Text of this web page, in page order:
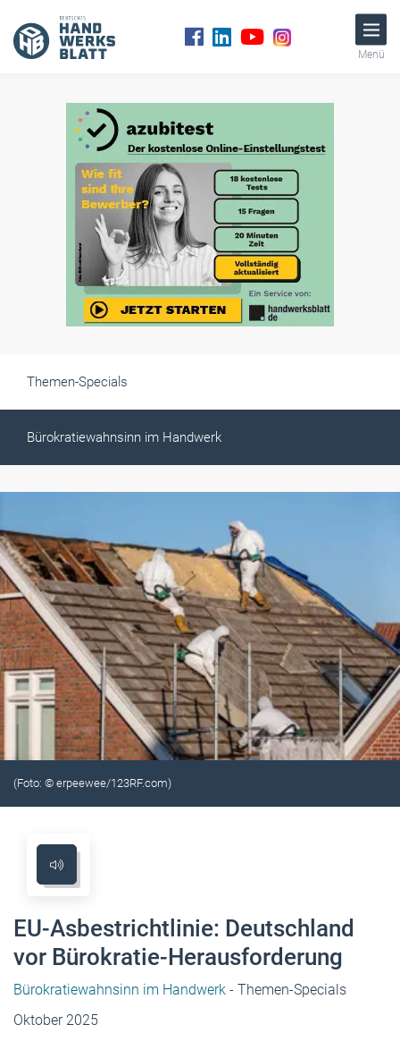
Menü
Themen-Specials
Bürokratiewahnsinn im Handwerk
(Foto: © erpeewee/123RF.com)
EU-Asbestrichtlinie: Deutschland
vor Bürokratie-Herausforderung
Bürokratiewahnsinn im Handwerk - Themen-Specials
Oktober 2025